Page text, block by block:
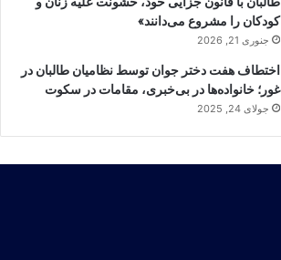
کودکان را مشروع می‌دانند»
جنوری 21, 2026
اختطاف هفت دختر جوان توسط نظامیان طالبان در
غور؛ خانواده‌ها در بی‌خبری، مقامات در سکوت
جولای 24, 2025